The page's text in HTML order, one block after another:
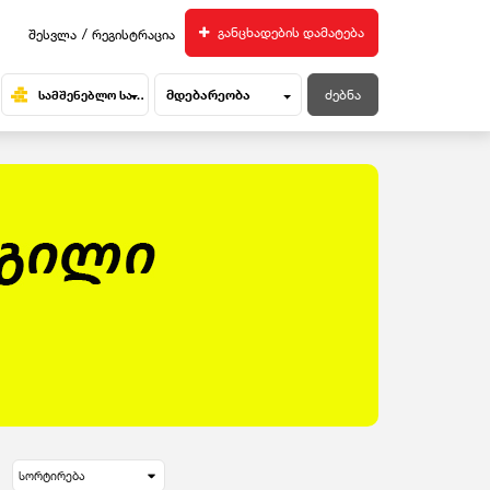
შესვლა / რეგისტრაცია განცხადების დამატება
სამშენებლო სარემონტო მასალები
მდებარეობა
სორტირება